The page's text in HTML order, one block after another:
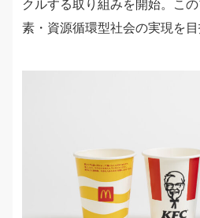
クルする取り組みを開始。こ
素・資源循環型社会の実現を目